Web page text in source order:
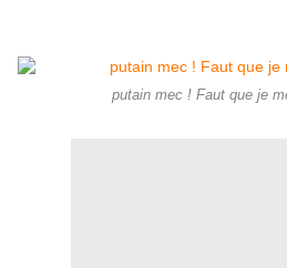
putain mec ! Faut que je